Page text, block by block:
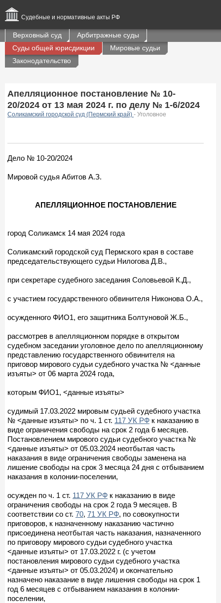
Судебные и нормативные акты РФ
Верховный суд
Арбитражные суды
Суды общей юрисдикции
Мировые судьи
Законодательство
Апелляционное постановление № 10-
20/2024 от 13 мая 2024 г. по делу № 1-6/2024
Соликамский городской суд (Пермский край) - Уголовное
Дело № 10-20/2024
Мировой судья Абитов А.З.
АПЕЛЛЯЦИОННОЕ ПОСТАНОВЛЕНИЕ
город Соликамск 14 мая 2024 года
Соликамский городской суд Пермского края в составе
председательствующего судьи Нилогова Д.В.,
при секретаре судебного заседания Соловьевой К.Д.,
с участием государственного обвинителя Никонова О.А.,
осужденного ФИО1, его защитника Болтуновой Ж.Б.,
рассмотрев в апелляционном порядке в открытом
судебном заседании уголовное дело по апелляционному
представлению государственного обвинителя на
приговор мирового судьи судебного участка № <данные
изъяты> от 06 марта 2024 года,
которым ФИО1, <данные изъяты>
судимый 17.03.2022 мировым судьей судебного участка
№ <данные изъяты> по ч. 1 ст. 117 УК РФ к наказанию в
виде ограничения свободы на срок 2 года 6 месяцев.
Постановлением мирового судьи судебного участка №
<данные изъяты> от 05.03.2024 неотбытая часть
наказания в виде ограничения свободы заменена на
лишение свободы на срок 3 месяца 24 дня с отбыванием
наказания в колонии-поселении,
осужден по ч. 1 ст. 117 УК РФ к наказанию в виде
ограничения свободы на срок 2 года 9 месяцев. В
соответствии со ст. 70, 71 УК РФ, по совокупности
приговоров, к назначенному наказанию частично
присоединена неотбытая часть наказания, назначенного
по приговору мирового судьи судебного участка
<данные изъяты> от 17.03.2022 г. (с учетом
постановления мирового судьи судебного участка
<данные изъяты> от 05.03.2024) и окончательно
назначено наказание в виде лишения свободы на срок 1
год 6 месяцев с отбыванием наказания в колонии-
поселении,